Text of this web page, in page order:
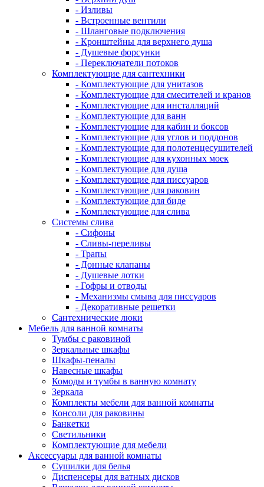
- Изливы
- Встроенные вентили
- Шланговые подключения
- Кронштейны для верхнего душа
- Душевые форсунки
- Переключатели потоков
Комплектующие для сантехники
- Комплектующие для унитазов
- Комплектующие для смесителей и кранов
- Комплектующие для инсталляций
- Комплектующие для ванн
- Комплектующие для кабин и боксов
- Комплектующие для углов и поддонов
- Комплектующие для полотенцесушителей
- Комплектующие для кухонных моек
- Комплектующие для душа
- Комплектующие для писсуаров
- Комплектующие для раковин
- Комплектующие для биде
- Комплектующие для слива
Системы слива
- Сифоны
- Сливы-переливы
- Трапы
- Донные клапаны
- Душевые лотки
- Гофры и отводы
- Механизмы смыва для писсуаров
- Декоративные решетки
Сантехнические люки
Мебель для ванной комнаты
Тумбы с раковиной
Зеркальные шкафы
Шкафы-пеналы
Навесные шкафы
Комоды и тумбы в ванную комнату
Зеркала
Комплекты мебели для ванной комнаты
Консоли для раковины
Банкетки
Светильники
Комплектующие для мебели
Аксессуары для ванной комнаты
Сушилки для белья
Диспенсеры для ватных дисков